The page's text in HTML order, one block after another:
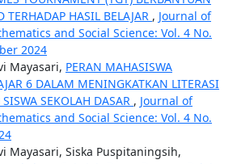
TERHADAP HASIL BELAJAR , Journal of
and Social Science: Vol. 4 No.
2024
Mayasari, PERAN MAHASISWA
6 DALAM MENINGKATKAN LITERASI
SEKOLAH DASAR , Journal of
and Social Science: Vol. 4 No.
Mayasari, Siska Puspitaningsih,